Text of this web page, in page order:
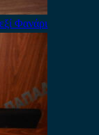
Φανάρι